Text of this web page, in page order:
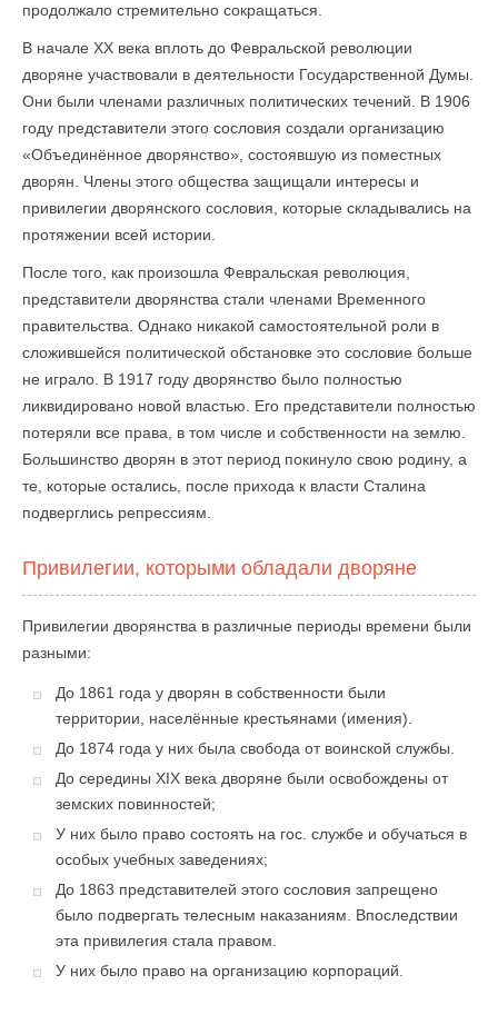
продолжало стремительно сокращаться.
В начале XX века вплоть до Февральской революции
дворяне участвовали в деятельности Государственной Думы.
Они были членами различных политических течений. В 1906
году представители этого сословия создали организацию
«Объединённое дворянство», состоявшую из поместных
дворян. Члены этого общества защищали интересы и
привилегии дворянского сословия, которые складывались на
протяжении всей истории.
После того, как произошла Февральская революция,
представители дворянства стали членами Временного
правительства. Однако никакой самостоятельной роли в
сложившейся политической обстановке это сословие больше
не играло. В 1917 году дворянство было полностью
ликвидировано новой властью. Его представители полностью
потеряли все права, в том числе и собственности на землю.
Большинство дворян в этот период покинуло свою родину, а
те, которые остались, после прихода к власти Сталина
подверглись репрессиям.
Привилегии, которыми обладали дворяне
Привилегии дворянства в различные периоды времени были
разными:
До 1861 года у дворян в собственности были
территории, населённые крестьянами (имения).
До 1874 года у них была свобода от воинской службы.
До середины XIX века дворяне были освобождены от
земских повинностей;
У них было право состоять на гос. службе и обучаться в
особых учебных заведениях;
До 1863 представителей этого сословия запрещено
было подвергать телесным наказаниям. Впоследствии
эта привилегия стала правом.
У них было право на организацию корпораций.